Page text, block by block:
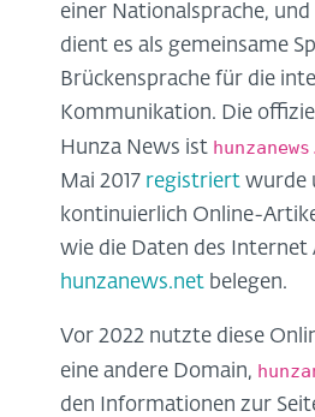
einer Nationalsprache,
dient es als gemeinsame
Brückensprache für die
Kommunikation. Die
Hunza News ist
Mai 2017 registriert wurde
kontinuierlich Online-
wie die Daten des Internet
hunzanews.net belegen.
Vor 2022 nutzte diese
eine andere Domain,
den Informationen zur